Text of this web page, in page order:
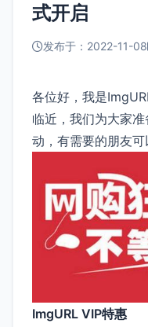
式开启
发布于：2022-11-08
各位好，我是
临近，我们为大家
动，有需要的朋友可
ImgURL VIP特惠